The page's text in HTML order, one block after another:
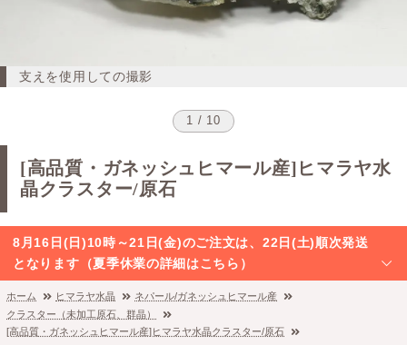
支えを使用しての撮影
1 / 10
[高品質・ガネッシュヒマール産]ヒマラヤ水
晶クラスター/原石
8月16日(日)10時～21日(金)のご注文は、22日(土)順次発送
となります（夏季休業の詳細はこちら）
ホーム ヒマラヤ水晶
ネパール/ガネッシュヒマール産
クラスター（未加工原石、群晶）
[高品質・ガネッシュヒマール産]ヒマラヤ水晶クラスター/原石